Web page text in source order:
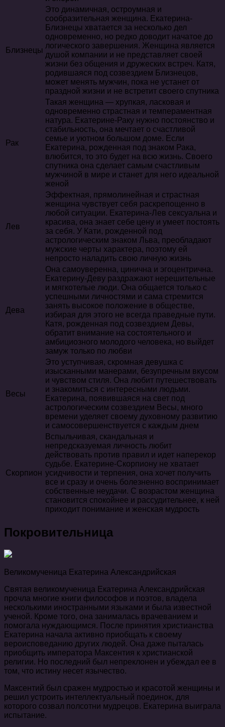
Близнецы
Это динамичная, остроумная и
сообразительная женщина. Екатерина-
Близнецы хватается за несколько дел
одновременно, но редко доводит начатое до
логического завершения. Женщина является
душой компании и не представляет своей
жизни без общения и дружеских встреч. Катя,
родившаяся под созвездием Близнецов,
может менять мужчин, пока не устанет от
праздной жизни и не встретит своего спутника
Рак
Такая женщина — хрупкая, ласковая и
одновременно страстная и темпераментная
натура. Екатерине-Раку нужно постоянство и
стабильность, она мечтает о счастливой
семье и уютном большом доме. Если
Екатерина, рожденная под знаком Рака,
влюбится, то это будет на всю жизнь. Своего
спутника она сделает самым счастливым
мужчиной в мире и станет для него идеальной
женой
Лев
Эффектная, прямолинейная и страстная
женщина чувствует себя раскрепощенно в
любой ситуации. Екатерина-Лев сексуальна и
красива, она знает себе цену и умеет постоять
за себя. У Кати, рожденной под
астрологическим знаком Льва, преобладают
мужские черты характера, поэтому ей
непросто наладить свою личную жизнь
Дева
Она самоуверенна, цинична и эгоцентрична.
Екатерину-Деву раздражают нерешительные
и мягкотелые люди. Она общается только с
успешными личностями и сама стремится
занять высокое положение в обществе,
избирая для этого не всегда праведные пути.
Катя, рожденная под созвездием Девы,
обратит внимание на состоятельного и
амбициозного молодого человека, но выйдет
замуж только по любви
Весы
Это уступчивая, скромная девушка с
изысканными манерами, безупречным вкусом
и чувством стиля. Она любит путешествовать
и знакомиться с интересными людьми.
Екатерина, появившаяся на свет под
астрологическим созвездием Весы, много
времени уделяет своему духовному развитию
и самосовершенствуется с каждым днем
Скорпион
Вспыльчивая, скандальная и
непредсказуемая личность любит
действовать против правил и идет наперекор
судьбе. Екатерине-Скорпиону не хватает
усидчивости и терпения, она хочет получить
все и сразу и очень болезненно воспринимает
собственные неудачи. С возрастом женщина
становится спокойнее и рассудительнее, к ней
приходит понимание и женская мудрость
Покровительница
Великомученица Екатерина Александрийская
Святая великомученица Екатерина Александрийская
прочла многие книги философов и поэтов, владела
несколькими иностранными языками и была известной
ученой. Кроме того, она занималась врачеванием и
помогала нуждающимся. После принятия христианства
Екатерина начала активно приобщать к своему
вероисповеданию других людей. Она даже пыталась
приобщить императора Максентия к христианской
религии. Но последний был непреклонен и убеждал ее в
том, что истину несет язычество.
Максентий был сражен мудростью и красотой женщины и
решил устроить интеллектуальный поединок, для
которого созвал полсотни мудрецов. Екатерина выиграла
испытание.